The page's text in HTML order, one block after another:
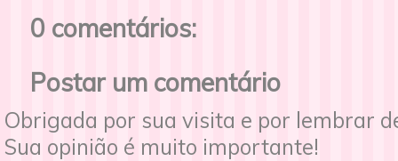
0 comentários:
Postar um comentário
Obrigada por sua visita e por lembrar
Sua opinião é muito importante!